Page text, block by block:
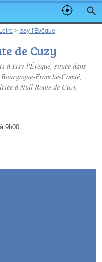
> Issy-l'Évêque
de Cuzy
à Issy-l'Évêque, située dans
Franche-Comté,
à Null Route de Cuzy.
9h00